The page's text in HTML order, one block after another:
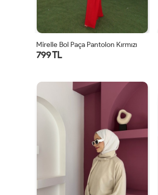
Mirelle Bol Paça Pantolon Kırmızı
799 TL